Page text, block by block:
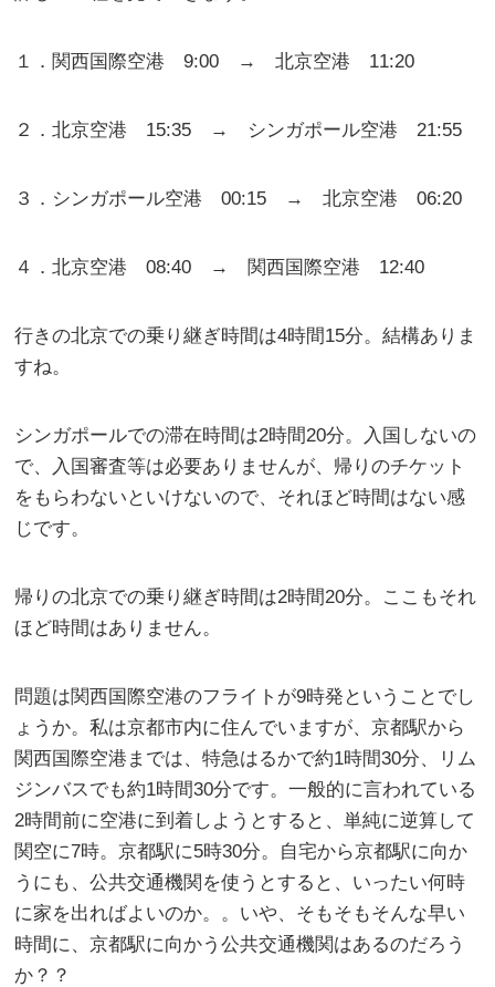
１．関西国際空港 9:00 → 北京空港 11:20
２．北京空港 15:35 → シンガポール空港 21:55
３．シンガポール空港 00:15 → 北京空港 06:20
４．北京空港 08:40 → 関西国際空港 12:40
行きの北京での乗り継ぎ時間は4時間15分。結構ありま
すね。
シンガポールでの滞在時間は2時間20分。入国しないの
で、入国審査等は必要ありませんが、帰りのチケット
をもらわないといけないので、それほど時間はない感
じです。
帰りの北京での乗り継ぎ時間は2時間20分。ここもそれ
ほど時間はありません。
問題は関西国際空港のフライトが9時発ということでし
ょうか。私は京都市内に住んでいますが、京都駅から
関西国際空港までは、特急はるかで約1時間30分、リム
ジンバスでも約1時間30分です。一般的に言われている
2時間前に空港に到着しようとすると、単純に逆算して
関空に7時。京都駅に5時30分。自宅から京都駅に向か
うにも、公共交通機関を使うとすると、いったい何時
に家を出ればよいのか。。いや、そもそもそんな早い
時間に、京都駅に向かう公共交通機関はあるのだろう
か？？